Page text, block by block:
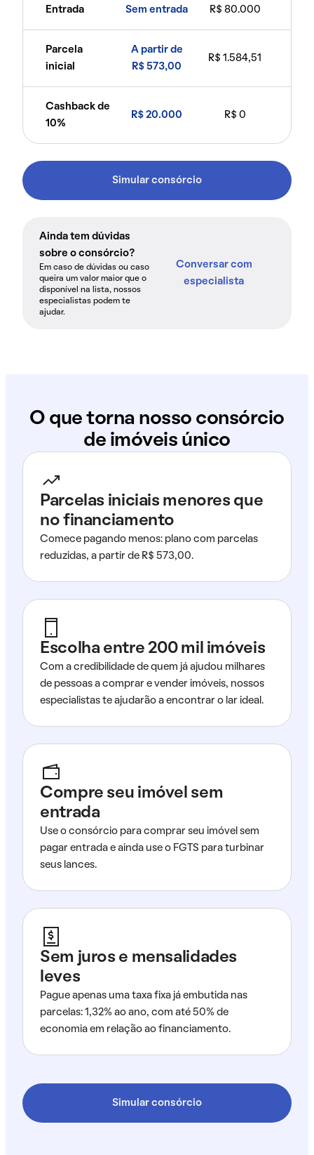
Entrada Sem entrada R$ 80.000
Parcela
inicial
A partir de
R$ 573,00
R$ 1.584,51
Cashback de
10%
R$ 20.000 R$ 0
Simular consórcio
Ainda tem dúvidas
sobre o consórcio?
Em caso de dúvidas ou caso
queira um valor maior que o
disponível na lista, nossos
especialistas podem te
ajudar.
Conversar com
especialista
O que torna nosso consórcio
de imóveis único
Parcelas iniciais menores que
no financiamento
Comece pagando menos: plano com parcelas
reduzidas, a partir de R$ 573,00.
Escolha entre 200 mil imóveis
Com a credibilidade de quem já ajudou milhares
de pessoas a comprar e vender imóveis, nossos
especialistas te ajudarão a encontrar o lar ideal.
Compre seu imóvel sem
entrada
Use o consórcio para comprar seu imóvel sem
pagar entrada e ainda use o FGTS para turbinar
seus lances.
Sem juros e mensalidades
leves
Pague apenas uma taxa fixa já embutida nas
parcelas: 1,32% ao ano, com até 50% de
economia em relação ao financiamento.
Simular consórcio